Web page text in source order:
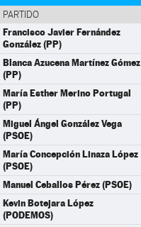
PARTIDO
Francisco Javier Fernández
González (PP)
Blanca Azucena Martínez Gómez
(PP)
María Esther Merino Portugal
(PP)
Miguel Ángel González Vega
(PSOE)
María Concepción Linaza López
(PSOE)
Manuel Ceballos Pérez (PSOE)
Kevin Botejara López
(PODEMOS)